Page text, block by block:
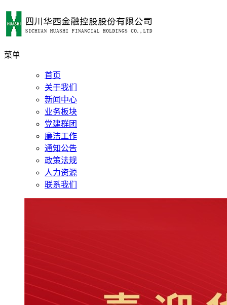
菜单
首页
关于我们
新闻中心
业务板块
党建群团
廉洁工作
通知公告
政策法规
人力资源
联系我们